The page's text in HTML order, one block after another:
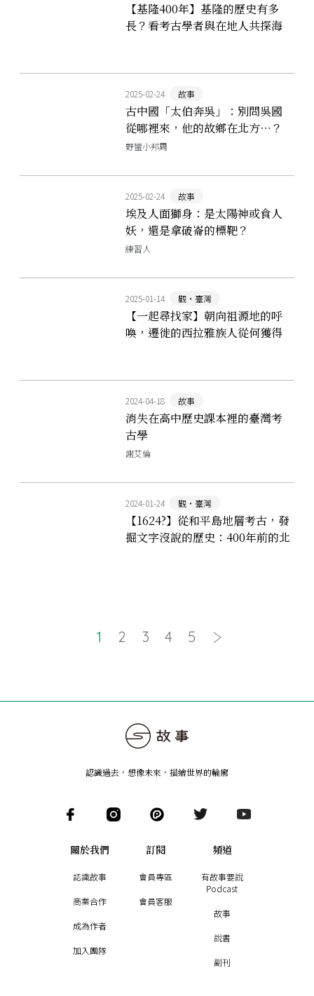
【基隆400年】基隆的歷史有多
長？看考古學者與在地人共探海
2025-02-24 故事
古中國「太伯奔吳」：別問吳國
從哪裡來，他的故鄉在北方⋯？
野蠻小邦周
2025-02-24 故事
埃及人面獅身：是太陽神或食人
妖，還是拿破崙的標靶？
練習人
2025-01-14 觀‧臺灣
【一起尋找家】朝向祖源地的呼
喚，遷徙的西拉雅族人從何獲得
2024-04-18 故事
消失在高中歷史課本裡的臺灣考
古學
謝艾倫
2024-01-24 觀‧臺灣
【1624?】從和平島地層考古，發
掘文字沒說的歷史：400年前的北
1 2 3 4 5
認識過去，想像未來 ， 描繪世界的輪廓
關於我們
認識故事
商業合作
成為作者
加入團隊
訂閱
會員專區
會員客服
頻道
有故事要說
Podcast
故事
說書
副刊